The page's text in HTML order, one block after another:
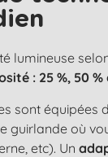
lumineuse
: 25 %, 50 %
sont équipées
guirlande où
etc). Un